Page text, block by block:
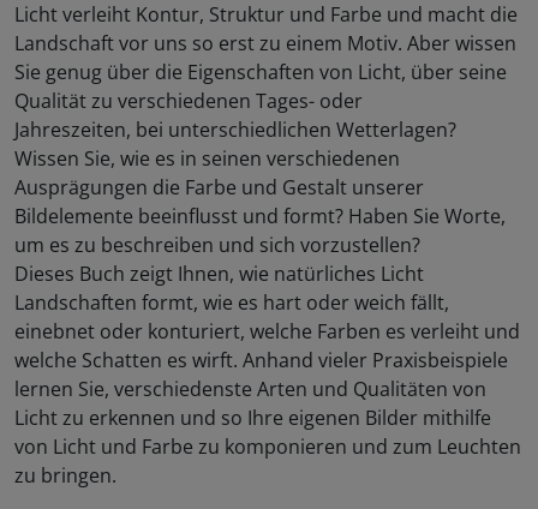
Licht verleiht Kontur, Struktur und Farbe und macht die
Landschaft vor uns so erst zu einem Motiv. Aber wissen
Sie genug über die Eigenschaften von Licht, über seine
Qualität zu verschiedenen Tages- oder
Jahreszeiten, bei unterschiedlichen Wetterlagen?
Wissen Sie, wie es in seinen verschiedenen
Ausprägungen die Farbe und Gestalt unserer
Bildelemente beeinflusst und formt? Haben Sie Worte,
um es zu beschreiben und sich vorzustellen?
Dieses Buch zeigt Ihnen, wie natürliches Licht
Landschaften formt, wie es hart oder weich fällt,
einebnet oder konturiert, welche Farben es verleiht und
welche Schatten es wirft. Anhand vieler Praxisbeispiele
lernen Sie, verschiedenste Arten und Qualitäten von
Licht zu erkennen und so Ihre eigenen Bilder mithilfe
von Licht und Farbe zu komponieren und zum Leuchten
zu bringen.